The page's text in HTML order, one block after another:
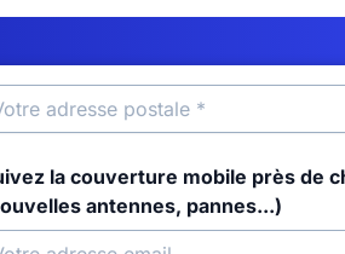
la couverture mobile près de
antennes, pannes...)